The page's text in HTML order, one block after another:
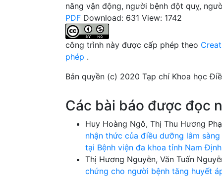
năng vận động, người bệnh đột quỵ,
PDF Download: 631 View: 1742
công trình này được cấp phép theo
phép .
Bản quyền (c) 2020 Tạp chí Khoa học
Các bài báo được đọc
Huy Hoàng Ngô, Thị Thu Hương
nhận thức của điều dưỡng lâm
tại Bệnh viện đa khoa tỉnh Nam
Thị Hương Nguyễn, Văn Tuấn
chứng cho người bệnh tăng huyết